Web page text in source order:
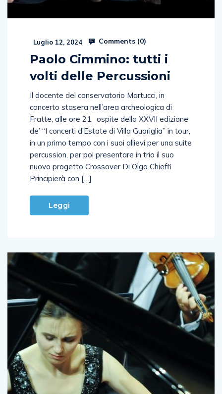
Luglio 12, 2024 Comments (0)
Paolo Cimmino: tutti i
volti delle Percussioni
Il docente del conservatorio Martucci, in
concerto stasera nell’area archeologica di
Fratte, alle ore 21, ospite della XXVII edizione
de’ “I concerti d’Estate di Villa Guariglia” in tour,
in un primo tempo con i suoi allievi per una suite
percussion, per poi presentare in trio il suo
nuovo progetto Crossover Di Olga Chieffi
Principierà con […]
Leggi